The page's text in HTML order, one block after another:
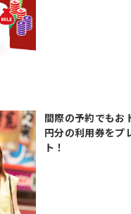
間際の予約でもお
円分の利用券をプ
ト！